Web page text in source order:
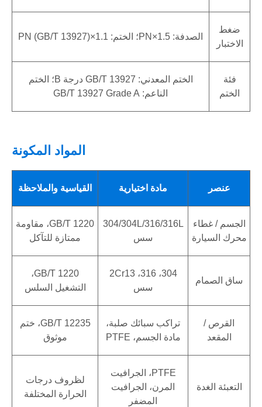
ضغط
الاختبار
الصدفة: 1.5×PN؛ الختم: 1.1×PN (GB/T 13927)
فئة
الختم
الختم المعدني: GB/T 13927 درجة B؛ الختم
الناعم: GB/T 13927 Grade A
المواد المكونة
عنصر مادة اختيارية القياسية والملاحظة
الجسم / غطاء
محرك السيارة
304/304L/316/316L
سس
GB/T 1220، مقاومة
ممتازة للتآكل
ساق الصمام
304، 316، 2Cr13
سس
GB/T 1220،
التشغيل السلس
القرص /
المقعد
تراكب سبائك صلبة،
مادة الجسم، PTFE
GB/T 12235، ختم
موثوق
التعبئة الغدة
PTFE، الجرافيت
المرن، الجرافيت
المضفر
لظروف درجات
الحرارة المختلفة